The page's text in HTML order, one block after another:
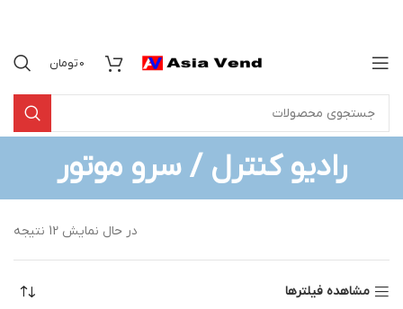
0تومان
رادیو کنترل / سرو موتور
در حال نمایش 12 نتیجه
مشاهده فیلترها